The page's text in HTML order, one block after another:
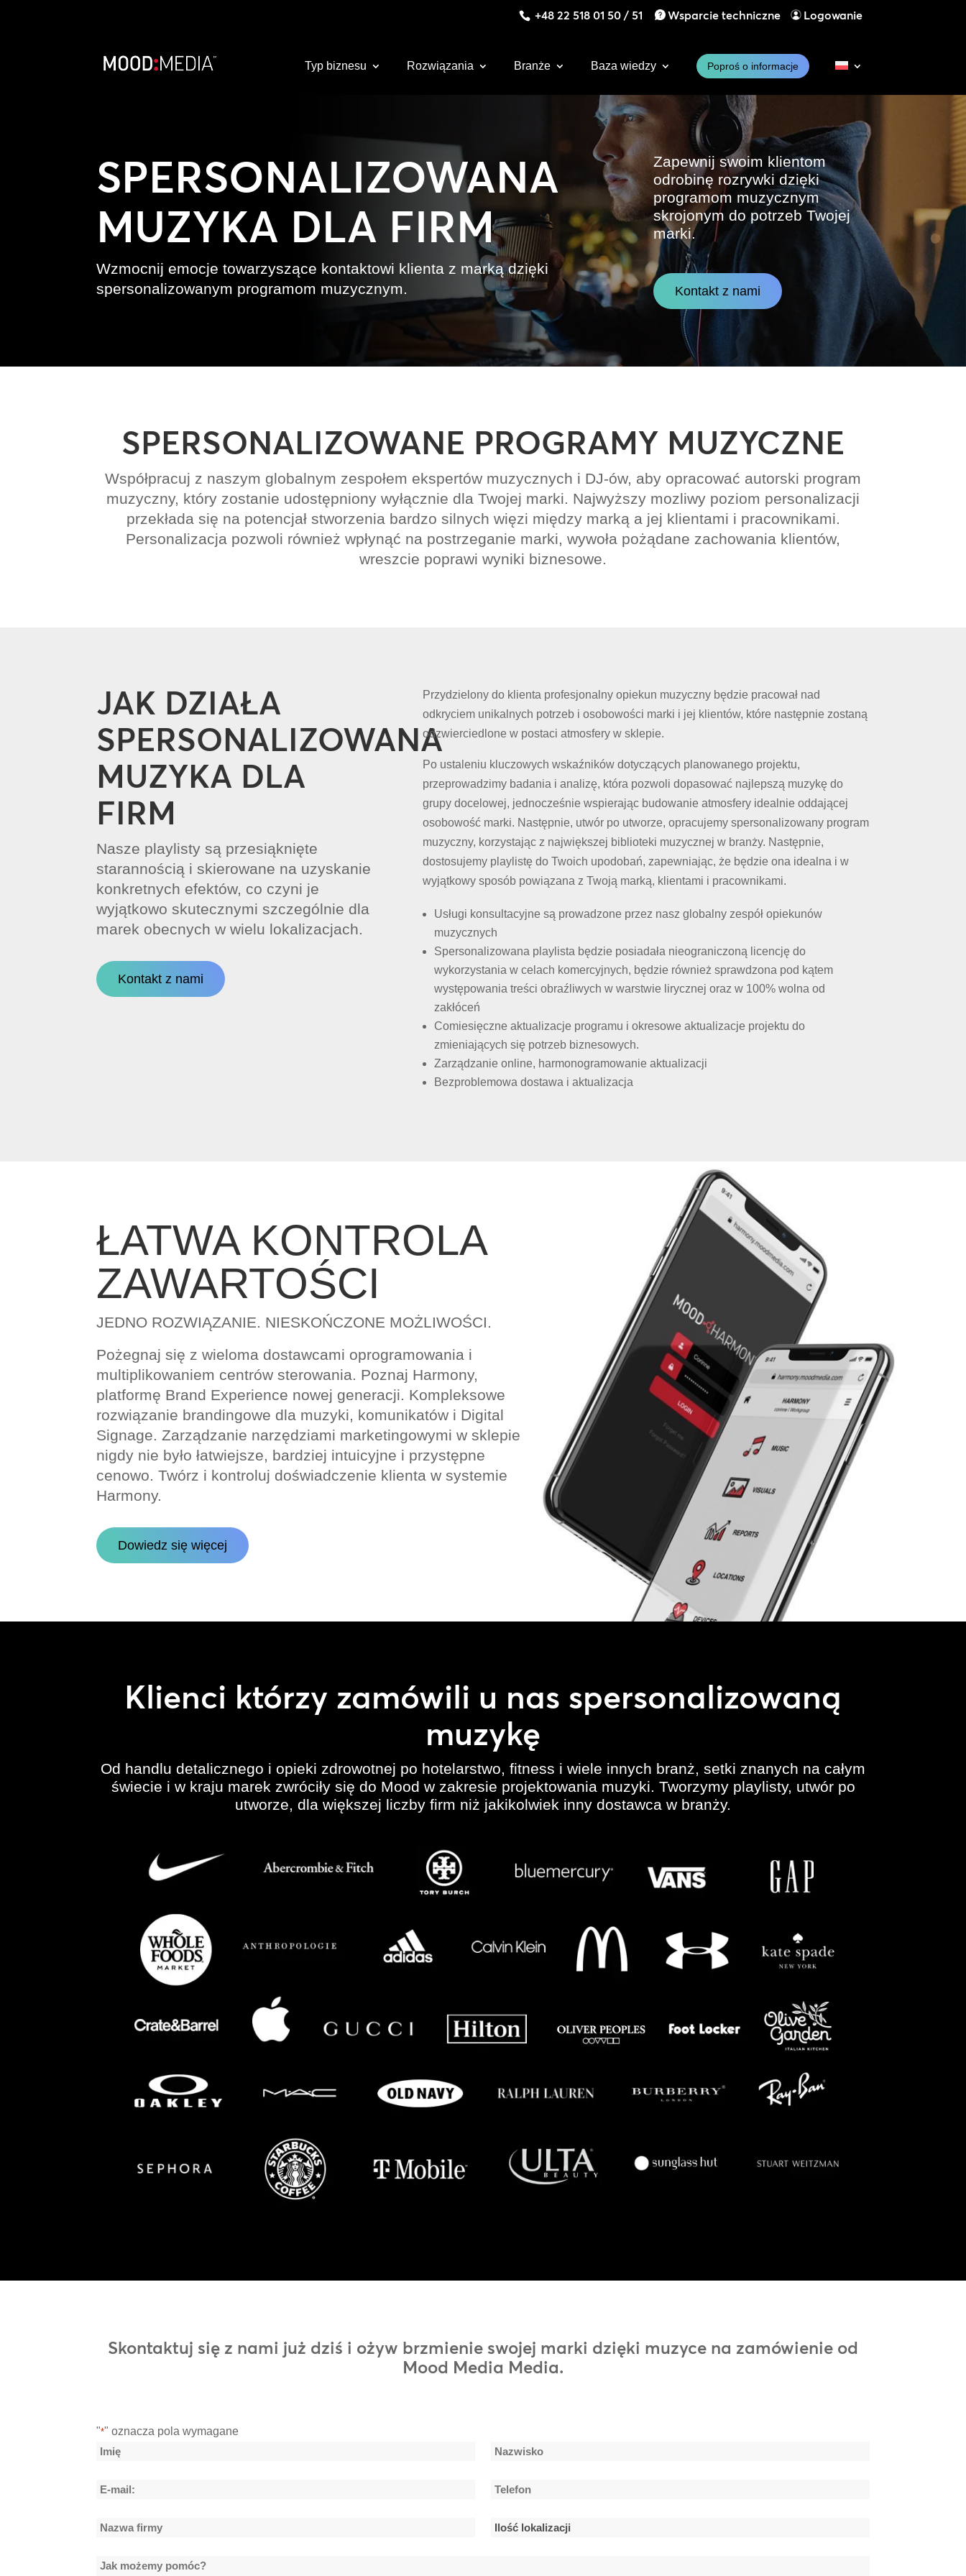
+48 22 518 01 50 / 51 Wsparcie techniczne Logowanie
Typ biznesu Rozwiązania Branże Baza wiedzy Poproś o informacje
SPERSONALIZOWANA
MUZYKA DLA FIRM
Wzmocnij emocje towarzyszące kontaktowi klienta z marką dzięki
spersonalizowanym programom muzycznym.
Zapewnij swoim klientom
odrobinę rozrywki dzięki
programom muzycznym
skrojonym do potrzeb Twojej
marki.
Kontakt z nami
SPERSONALIZOWANE PROGRAMY MUZYCZNE
Współpracuj z naszym globalnym zespołem ekspertów muzycznych i DJ-ów, aby opracować autorski program
muzyczny, który zostanie udostępniony wyłącznie dla Twojej marki. Najwyższy mozliwy poziom personalizacji
przekłada się na potencjał stworzenia bardzo silnych więzi między marką a jej klientami i pracownikami.
Personalizacja pozwoli również wpłynąć na postrzeganie marki, wywoła pożądane zachowania klientów,
wreszcie poprawi wyniki biznesowe.
JAK DZIAŁA
SPERSONALIZOWANA
MUZYKA DLA
FIRM
Nasze playlisty są przesiąknięte
starannością i skierowane na uzyskanie
konkretnych efektów, co czyni je
wyjątkowo skutecznymi szczególnie dla
marek obecnych w wielu lokalizacjach.
Kontakt z nami
Przydzielony do klienta profesjonalny opiekun muzyczny będzie pracował nad
odkryciem unikalnych potrzeb i osobowości marki i jej klientów, które następnie zostaną
odzwierciedlone w postaci atmosfery w sklepie.
Po ustaleniu kluczowych wskaźników dotyczących planowanego projektu,
przeprowadzimy badania i analizę, która pozwoli dopasować najlepszą muzykę do
grupy docelowej, jednocześnie wspierając budowanie atmosfery idealnie oddającej
osobowość marki. Następnie, utwór po utworze, opracujemy spersonalizowany program
muzyczny, korzystając z największej biblioteki muzycznej w branży. Następnie,
dostosujemy playlistę do Twoich upodobań, zapewniając, że będzie ona idealna i w
wyjątkowy sposób powiązana z Twoją marką, klientami i pracownikami.
Usługi konsultacyjne są prowadzone przez nasz globalny zespół opiekunów
muzycznych
Spersonalizowana playlista będzie posiadała nieograniczoną licencję do
wykorzystania w celach komercyjnych, będzie również sprawdzona pod kątem
występowania treści obraźliwych w warstwie lirycznej oraz w 100% wolna od
zakłóceń
Comiesięczne aktualizacje programu i okresowe aktualizacje projektu do
zmieniających się potrzeb biznesowych.
Zarządzanie online, harmonogramowanie aktualizacji
Bezproblemowa dostawa i aktualizacja
ŁATWA KONTROLA
ZAWARTOŚCI
JEDNO ROZWIĄZANIE. NIESKOŃCZONE MOŻLIWOŚCI.
Pożegnaj się z wieloma dostawcami oprogramowania i
multiplikowaniem centrów sterowania. Poznaj Harmony,
platformę Brand Experience nowej generacji. Kompleksowe
rozwiązanie brandingowe dla muzyki, komunikatów i Digital
Signage. Zarządzanie narzędziami marketingowymi w sklepie
nigdy nie było łatwiejsze, bardziej intuicyjne i przystępne
cenowo. Twórz i kontroluj doświadczenie klienta w systemie
Harmony.
Dowiedz się więcej
Klienci którzy zamówili u nas spersonalizowaną
muzykę
Od handlu detalicznego i opieki zdrowotnej po hotelarstwo, fitness i wiele innych branż, setki znanych na całym
świecie i w kraju marek zwróciły się do Mood w zakresie projektowania muzyki. Tworzymy playlisty, utwór po
utworze, dla większej liczby firm niż jakikolwiek inny dostawca w branży.
Skontaktuj się z nami już dziś i ożyw brzmienie swojej marki dzięki muzyce na zamówienie od
Mood Media Media.
"*" oznacza pola wymagane
Nazwa
E-
Telefon
Nazwa
*
Ilość
Jak